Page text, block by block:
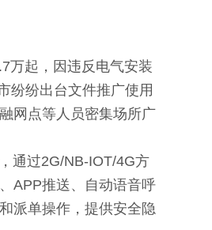
万起，因违反电气安装
纷纷出台文件推广使用
网点等人员密集场所广
通过2G/NB-IOT/4G方
APP推送、自动语音呼
派单操作，提供安全隐